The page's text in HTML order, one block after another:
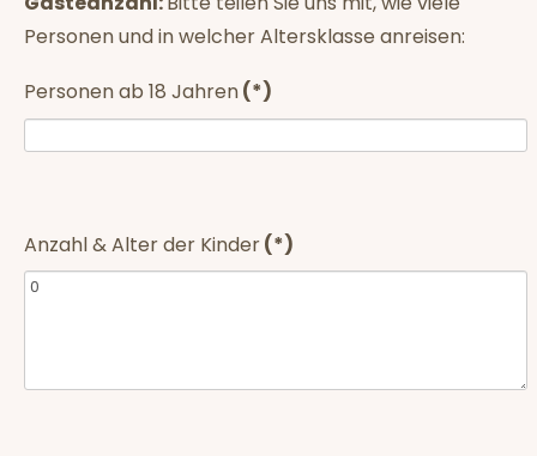
Personen und in welcher Altersklasse anreisen:
Personen ab 18 Jahren(*)
Anzahl & Alter der Kinder(*)